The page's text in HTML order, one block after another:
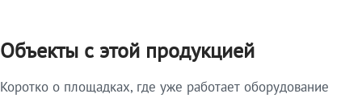
Объекты с этой продукцией
Коротко о площадках, где уже работает оборудование